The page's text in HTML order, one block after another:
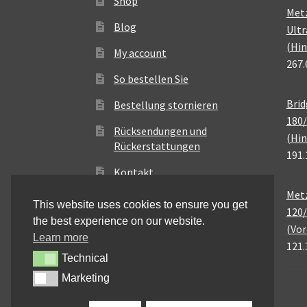
Blog
My account
So bestellen Sie
Bestellung stornieren
Rücksendungen und
Rückerstattungen
Kontakt
This website uses cookies to ensure you get
the best experience on our website.
Learn more
TechnicalTechnical
MarketingMarketing